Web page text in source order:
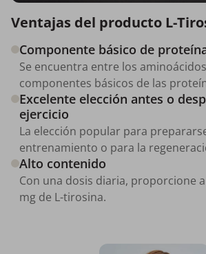
Ventajas del producto L-
Componente básico de
Se encuentra entre los
componentes básicos de las
Excelente elección antes o
ejercicio
La elección popular para
entrenamiento o para la
Alto contenido
Con una dosis diaria, proporcione
mg de L-tirosina.